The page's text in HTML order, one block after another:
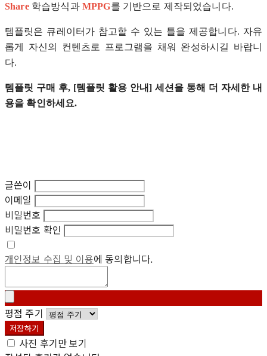
Share학습방식과 MPPG를 기반으로 제작되었습니다.
템플릿은 큐레이터가 참고할 수 있는 틀을 제공합니다. 자유
롭게 자신의 컨텐츠로 프로그램을 채워 완성하시길 바랍니
다.
템플릿 구매 후, [템플릿 활용 안내] 세션을 통해 더 자세한 내
용을 확인하세요.
글쓴이
이메일
비밀번호
비밀번호 확인
개인정보 수집 및 이용에 동의합니다.
평점 주기
저장하기
사진 후기만 보기